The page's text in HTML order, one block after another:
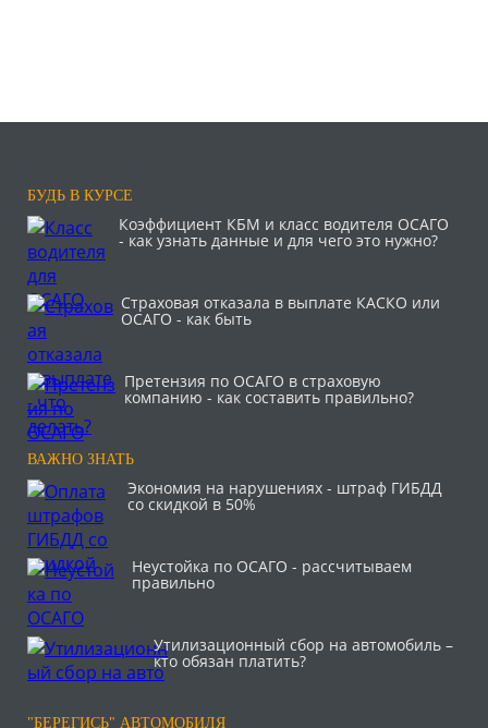
БУДЬ В КУРСЕ
Коэффициент КБМ и класс водителя ОСАГО
- как узнать данные и для чего это нужно?
Страховая отказала в выплате КАСКО или
ОСАГО - как быть
Претензия по ОСАГО в страховую
компанию - как составить правильно?
ВАЖНО ЗНАТЬ
Экономия на нарушениях - штраф ГИБДД
со скидкой в 50%
Неустойка по ОСАГО - рассчитываем
правильно
Утилизационный сбор на автомобиль –
кто обязан платить?
"БЕРЕГИСЬ" АВТОМОБИЛЯ